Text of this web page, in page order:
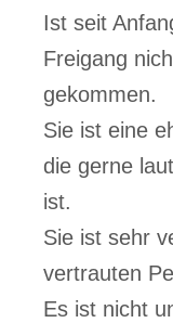
Ist seit
Freigang
gekommen.
Sie ist eine
die gerne
ist.
Sie ist sehr
vertrauten
Es ist nicht